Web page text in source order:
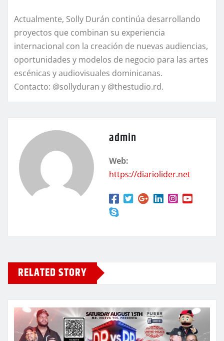
Actualmente, Solly Durán continúa desarrollando
proyectos que combinan su experiencia
internacional con la creación de nuevas audiencias,
oportunidades y modelos de negocio para las artes
escénicas y audiovisuales dominicanas.
Contacto: @sollyduran y @thestudio.rd.
admin
Web:
https://diariolider.net
RELATED STORY